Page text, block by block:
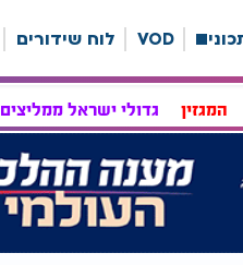
VOD לוח שידורים
המגזין גדולי ישראל ממליצים